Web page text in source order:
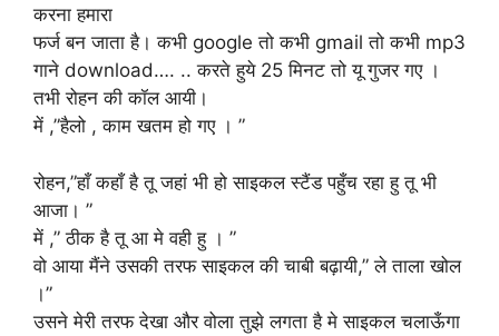
करना हमारा
फर्ज बन जाता है। कभी google तो कभी gmail तो कभी mp3
गाने download…. .. करते हुये 25 मिनट तो यू गुजर गए ।
तभी रोहन की कॉल आयी।
में ,”हैलो , काम खतम हो गए । ”
रोहन,”हाँ कहाँ है तू जहां भी हो साइकल स्टैंड पहुँच रहा हु तू भी
आजा। ”
में ,” ठीक है तू आ मे वही हु । ”
वो आया मैंने उसकी तरफ साइकल की चाबी बढ़ायी,” ले ताला खोल
।”
उसने मेरी तरफ देखा और वोला तुझे लगता है मे साइकल चलाऊँगा